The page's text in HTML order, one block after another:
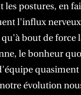
postures, en
l'influx
bout de force
le bonheur
évolution